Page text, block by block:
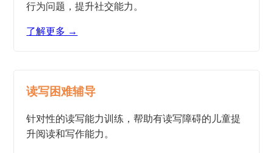
行为问题，提升社交能力。
了解更多 →
读写困难辅导
针对性的读写能力训练，帮助有读写障碍的儿童提
升阅读和写作能力。